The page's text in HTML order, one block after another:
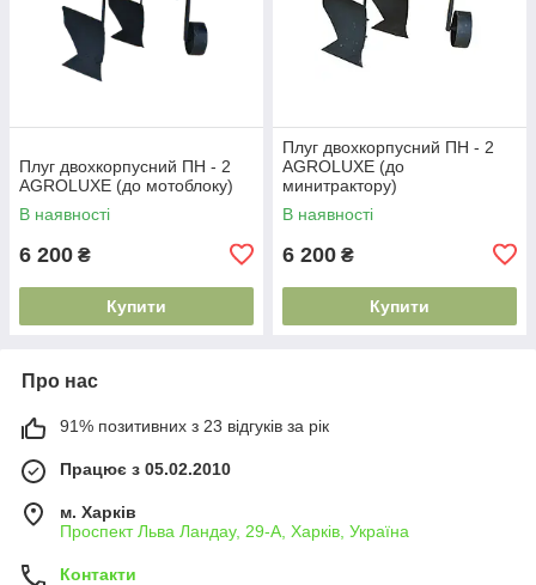
Плуг двохкорпусний ПН - 2
AGROLUXE (до мотоблоку)
В наявності
6 200 ₴
Купити
Плуг двохкорпусний ПН - 2
AGROLUXE (до
минитрактору)
В наявності
6 200 ₴
Купити
Про нас
91% позитивних з 23 відгуків за рік
Працює з 05.02.2010
м. Харків
Проспект Льва Ландау, 29-А, Харків, Україна
Контакти